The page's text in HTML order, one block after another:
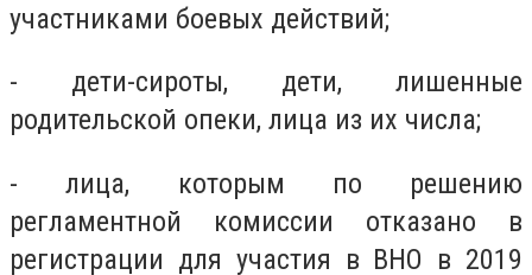
участниками боевых действий;
- дети-сироты, дети, лишенные
родительской опеки, лица из их числа;
- лица, которым по решению
регламентной комиссии отказано в
регистрации для участия в ВНО в 2019